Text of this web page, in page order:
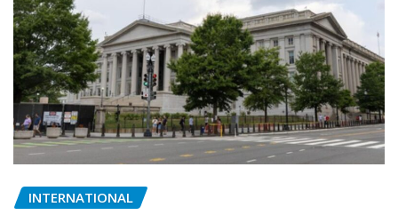
INTERNATIONAL